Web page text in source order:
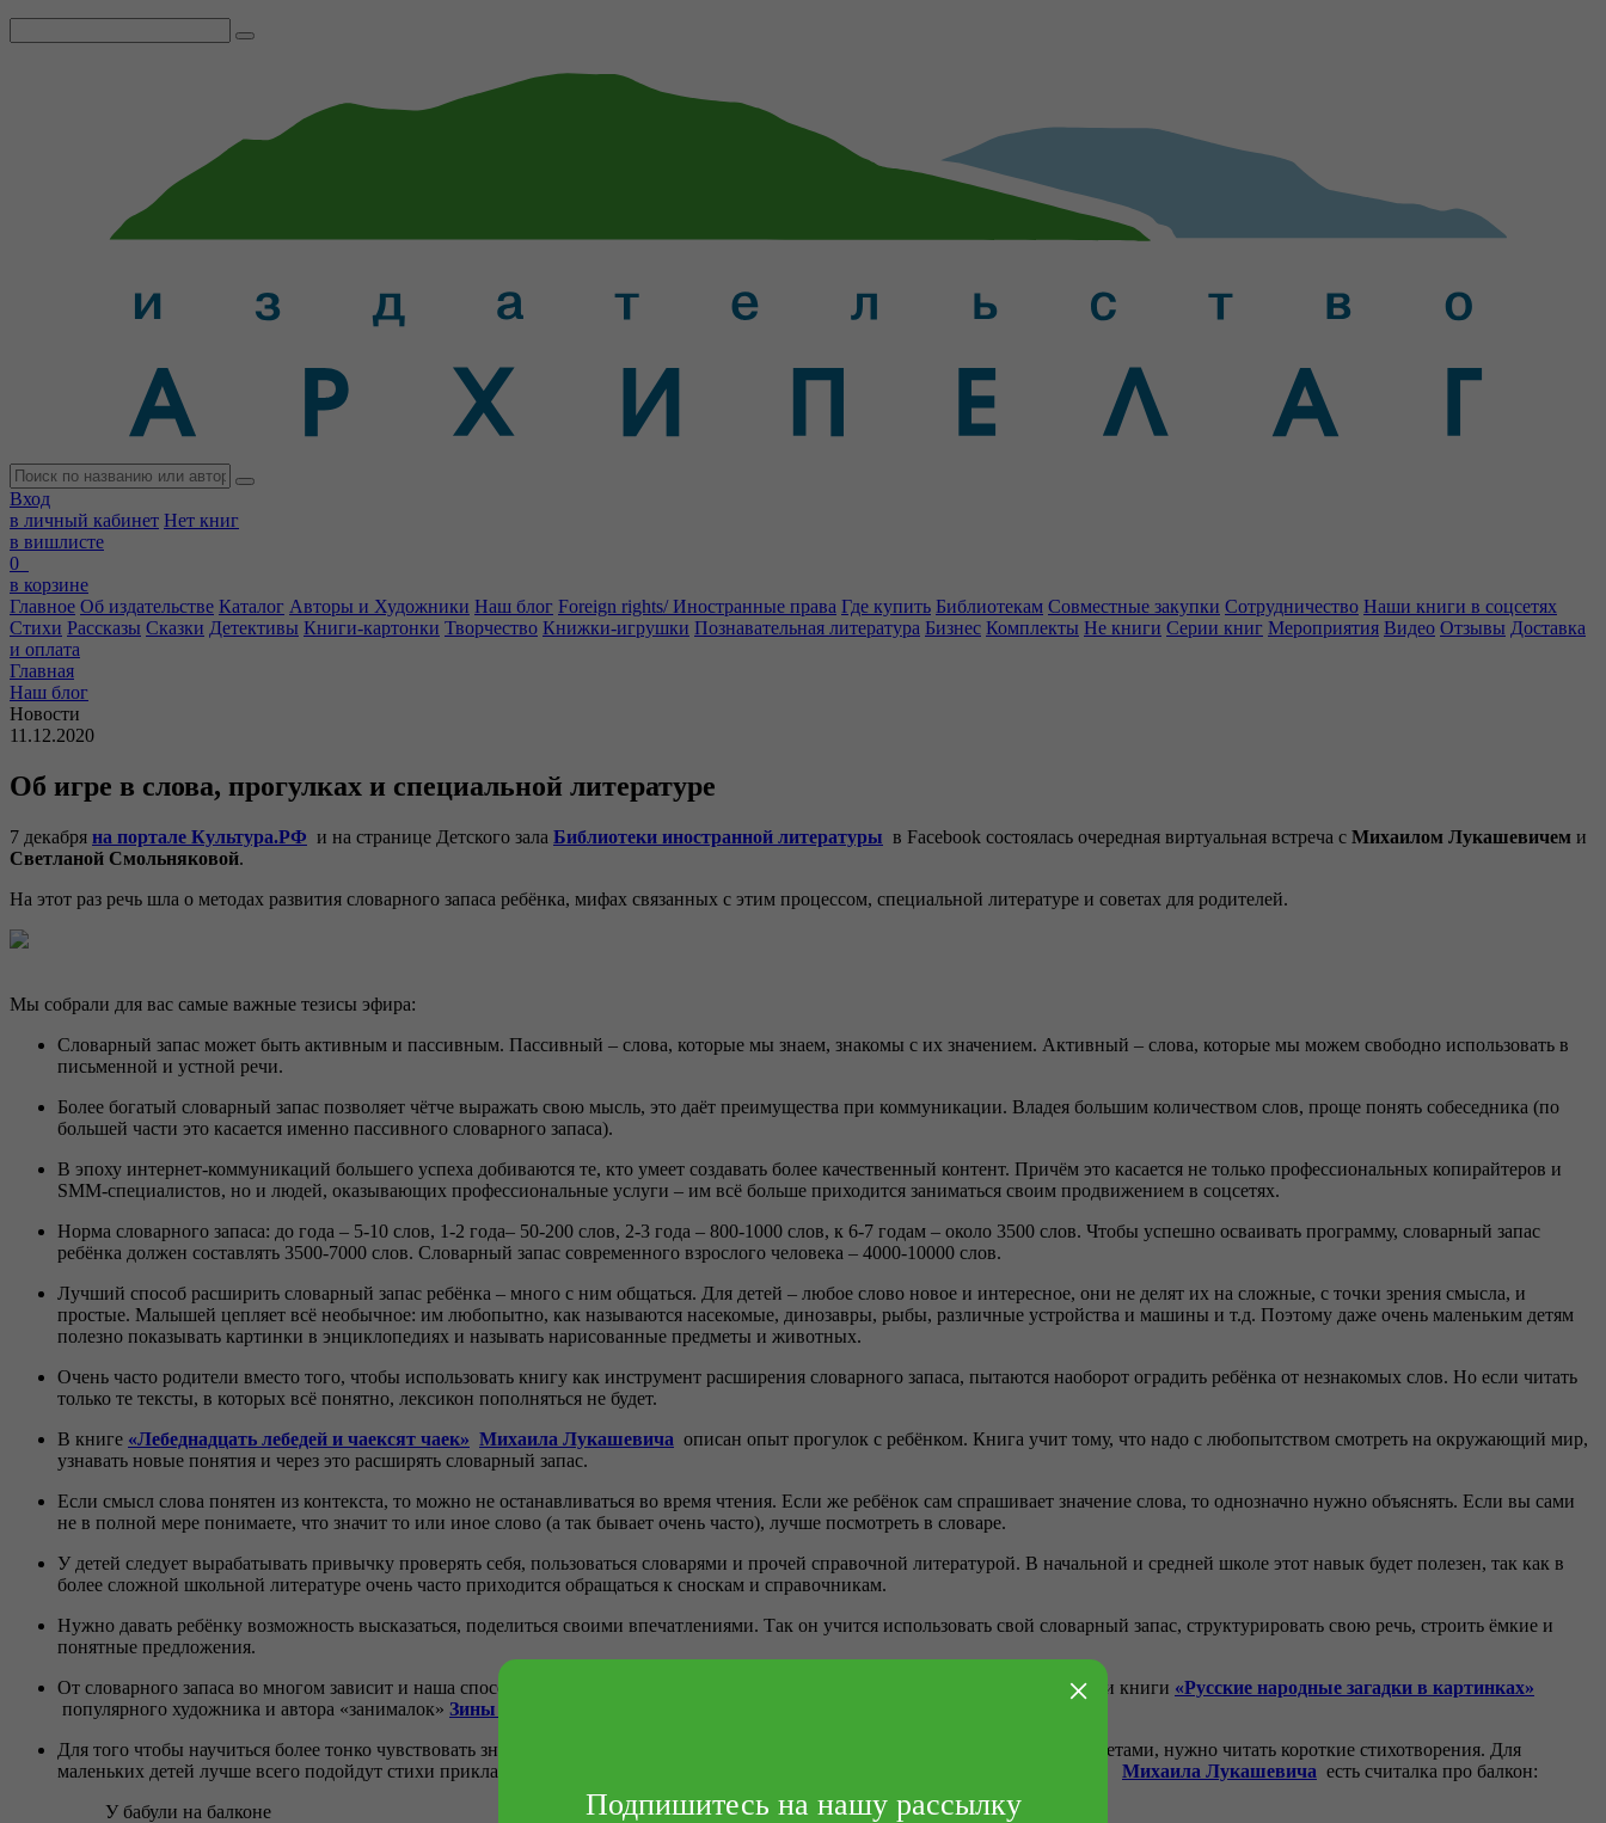
Вход
в личный кабинет Нет книг
в вишлисте
0
в корзине
Главное Об издательстве Каталог Авторы и Художники Наш блог Foreign rights/ Иностранные права Где купить Библиотекам Совместные закупки Сотрудничество Наши книги в соцсетях
Стихи Рассказы Сказки Детективы Книги-картонки Творчество Книжки-игрушки Познавательная литература Бизнес Комплекты Не книги Серии книг Мероприятия Видео Отзывы Доставка
и оплата
Главная
Наш блог
Новости
11.12.2020
Об игре в слова, прогулках и специальной литературе
7 декабря на портале Культура.РФ и на странице Детского зала Библиотеки иностранной литературы в Facebook состоялась очередная виртуальная встреча с Михаилом Лукашевичем и
Светланой Смольняковой.
На этот раз речь шла о методах развития словарного запаса ребёнка, мифах связанных с этим процессом, специальной литературе и советах для родителей.
Мы собрали для вас самые важные тезисы эфира:
Словарный запас может быть активным и пассивным. Пассивный – слова, которые мы знаем, знакомы с их значением. Активный – слова, которые мы можем свободно использовать в
письменной и устной речи.
Более богатый словарный запас позволяет чётче выражать свою мысль, это даёт преимущества при коммуникации. Владея большим количеством слов, проще понять собеседника (по
большей части это касается именно пассивного словарного запаса).
В эпоху интернет-коммуникаций большего успеха добиваются те, кто умеет создавать более качественный контент. Причём это касается не только профессиональных копирайтеров и
SMM-специалистов, но и людей, оказывающих профессиональные услуги – им всё больше приходится заниматься своим продвижением в соцсетях.
Норма словарного запаса: до года – 5-10 слов, 1-2 года– 50-200 слов, 2-3 года – 800-1000 слов, к 6-7 годам – около 3500 слов. Чтобы успешно осваивать программу, словарный запас
ребёнка должен составлять 3500-7000 слов. Словарный запас современного взрослого человека – 4000-10000 слов.
Лучший способ расширить словарный запас ребёнка – много с ним общаться. Для детей – любое слово новое и интересное, они не делят их на сложные, с точки зрения смысла, и
простые. Малышей цепляет всё необычное: им любопытно, как называются насекомые, динозавры, рыбы, различные устройства и машины и т.д. Поэтому даже очень маленьким детям
полезно показывать картинки в энциклопедиях и называть нарисованные предметы и животных.
Очень часто родители вместо того, чтобы использовать книгу как инструмент расширения словарного запаса, пытаются наоборот оградить ребёнка от незнакомых слов. Но если читать
только те тексты, в которых всё понятно, лексикон пополняться не будет.
В книге «Лебеднадцать лебедей и чаексят чаек» Михаила Лукашевича описан опыт прогулок с ребёнком. Книга учит тому, что надо с любопытством смотреть на окружающий мир,
узнавать новые понятия и через это расширять словарный запас.
Если смысл слова понятен из контекста, то можно не останавливаться во время чтения. Если же ребёнок сам спрашивает значение слова, то однозначно нужно объяснять. Если вы сами
не в полной мере понимаете, что значит то или иное слово (а так бывает очень часто), лучше посмотреть в словаре.
У детей следует вырабатывать привычку проверять себя, пользоваться словарями и прочей справочной литературой. В начальной и средней школе этот навык будет полезен, так как в
более сложной школьной литературе очень часто приходится обращаться к сноскам и справочникам.
Нужно давать ребёнку возможность высказаться, поделиться своими впечатлениями. Так он учится использовать свой словарный запас, структурировать свою речь, строить ёмкие и
понятные предложения.
От словарного запаса во многом зависит и наша способность отгадывать загадки. Увлечь ребёнка загадками можно при помощи книги «Русские народные загадки в картинках»
популярного художника и автора «занималок» Зины Суровой
Для того чтобы научиться более тонко чувствовать значения слов, улавливать взаимосвязь между различными словами и предметами, нужно читать короткие стихотворения. Для
маленьких детей лучше всего подойдут стихи прикладных жанров, например считалки. Например, в книге
Михаила Лукашевича есть считалка про балкон:
У бабули на балконе
×
Подпишитесь на нашу рассылку